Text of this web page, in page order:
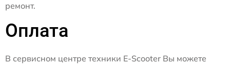
ремонт.
Оплата
В сервисном центре техники E-Scooter Вы можете